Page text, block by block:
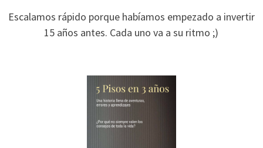
Escalamos rápido porque habíamos empezado a invertir
15 años antes. Cada uno va a su ritmo ;)